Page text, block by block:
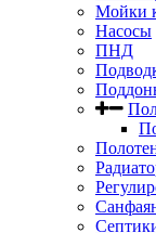
Мойки
Насосы
ПНД